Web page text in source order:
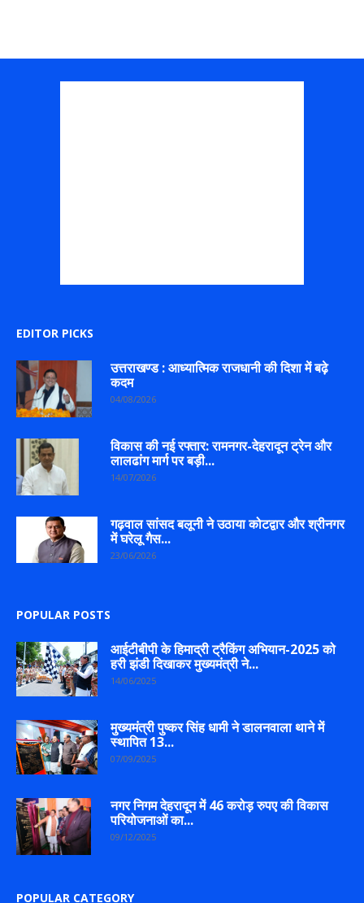
EDITOR PICKS
उत्तराखण्ड : आध्यात्मिक राजधानी की दिशा में बढ़े
कदम
04/08/2026
विकास की नई रफ्तार: रामनगर-देहरादून ट्रेन और
लालढांग मार्ग पर बड़ी...
14/07/2026
गढ़वाल सांसद बलूनी ने उठाया कोटद्वार और श्रीनगर
में घरेलू गैस...
23/06/2026
POPULAR POSTS
आईटीबीपी के हिमाद्री ट्रैकिंग अभियान-2025 को
हरी झंडी दिखाकर मुख्यमंत्री ने...
14/06/2025
मुख्यमंत्री पुष्कर सिंह धामी ने डालनवाला थाने में
स्थापित 13...
07/09/2025
नगर निगम देहरादून में 46 करोड़ रुपए की विकास
परियोजनाओं का...
09/12/2025
POPULAR CATEGORY